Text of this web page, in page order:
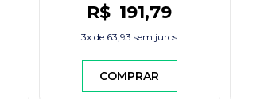
R$ 191,79
3x de 63,93 sem juros
COMPRAR